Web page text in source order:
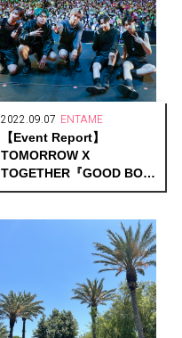
2022.09.07 ENTAME
【Event Report】
TOMORROW X
TOGETHER『GOOD BOY
GONE BAD』発売記念ショ
りの来日にMOA歓喜！